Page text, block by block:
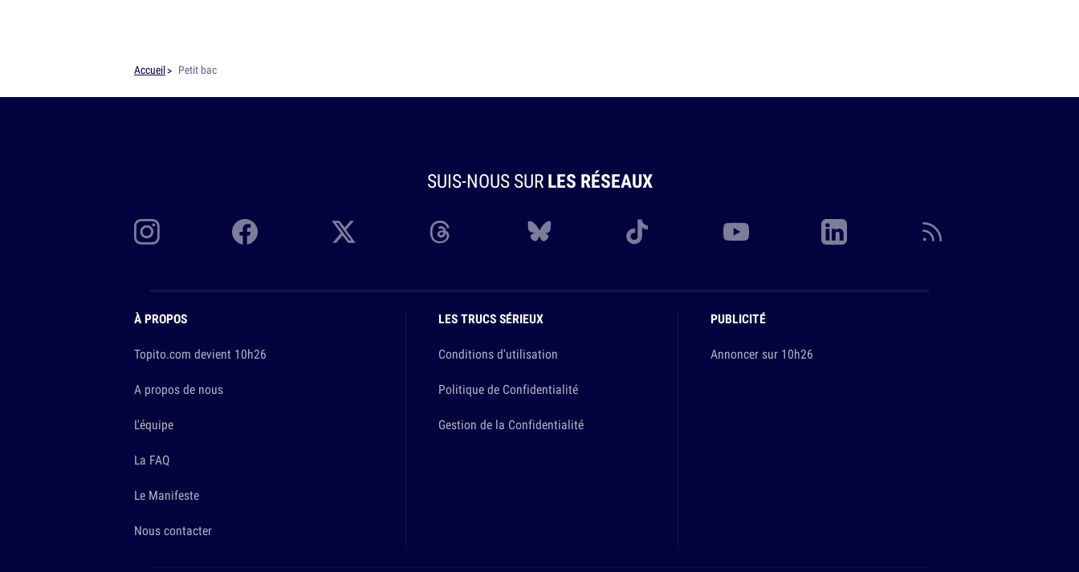
Accueil Petit bac
SUIS-NOUS SURLES RÉSEAUX
À PROPOS
Topito.com devient 10h26
A propos de nous
L'équipe
La FAQ
Le Manifeste
Nous contacter
LES TRUCS SÉRIEUX
Conditions d'utilisation
Politique de Confidentialité
Gestion de la Confidentialité
PUBLICITÉ
Annoncer sur 10h26